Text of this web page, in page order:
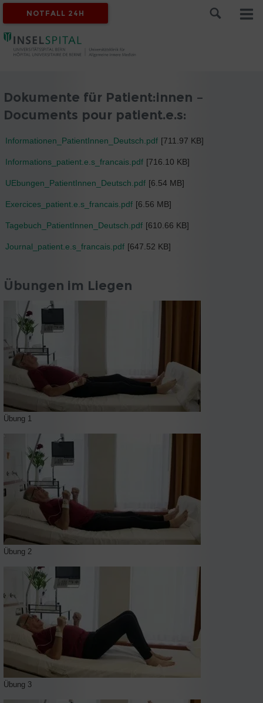
NOTFALL 24H
Dokumente für Patient:innen –
Documents pour patient.e.s:
Informationen_PatientInnen_Deutsch.pdf [711.97 KB]
Informations_patient.e.s_francais.pdf [716.10 KB]
UEbungen_PatientInnen_Deutsch.pdf [6.54 MB]
Exercices_patient.e.s_francais.pdf [6.56 MB]
Tagebuch_PatientInnen_Deutsch.pdf [610.66 KB]
Journal_patient.e.s_francais.pdf [647.52 KB]
Übungen im Liegen
Übung 1
Übung 2
Übung 3